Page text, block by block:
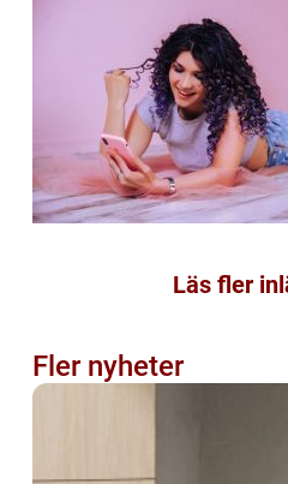
Läs fler
Fler nyheter